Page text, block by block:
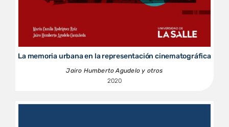
La memoria urbana en la representación cinematográfica
Jairo Humberto Agudelo y otros
2020